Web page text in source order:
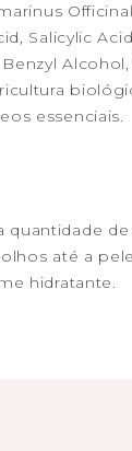
Salicylic
essenciais.
quantidade
até a
hidratante.